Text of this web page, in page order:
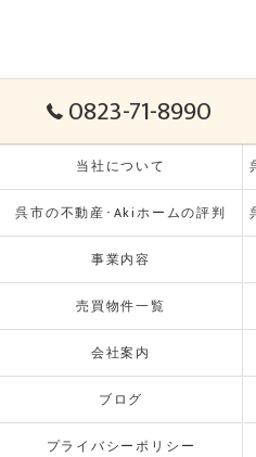
0823-71-8990
当社について
呉市の不動産･Akiホームの評判
事業内容
売買物件一覧
会社案内
ブログ
プライバシーポリシー